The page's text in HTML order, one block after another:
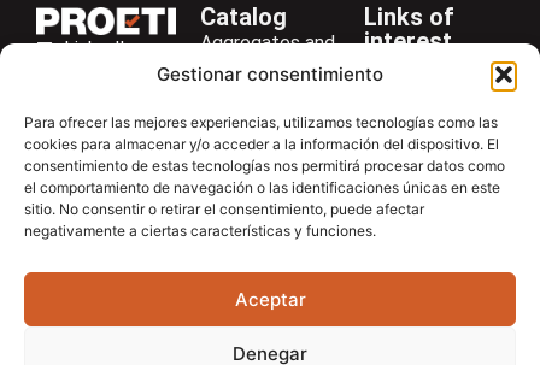
Gestionar consentimiento
Para ofrecer las mejores experiencias, utilizamos tecnologías como las
cookies para almacenar y/o acceder a la información del dispositivo. El
consentimiento de estas tecnologías nos permitirá procesar datos como
el comportamiento de navegación o las identificaciones únicas en este
sitio. No consentir o retirar el consentimiento, puede afectar
negativamente a ciertas características y funciones.
Aceptar
Denegar
LinkedIn
+34 916 28
29 40
proetisa@proetisa.com
Ctra de
Algete, Av
de Tenerife,
M-106, Km
Algete,
Catalog
Aggregates and
Rocks
Asphalt
Cements
Concrete
Soils
Soilmatic
Steels
Links of
interest
Company
News
Newsletter
Download
Contac